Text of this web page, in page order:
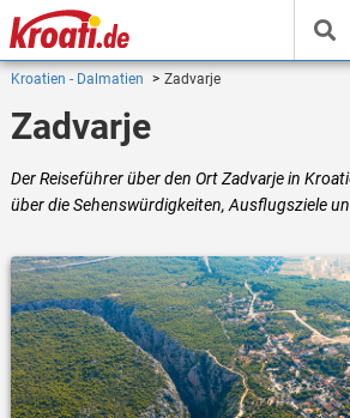
Kroatien - Dalmatien Zadvarje
Zadvarje
Der Reiseführer über den Ort Zadvarje in
über die Sehenswürdigkeiten, Ausflugsziele